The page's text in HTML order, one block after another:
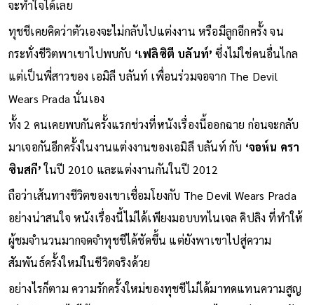
จะทำใจได้เลย
ทุชชีเคยคิดว่าตัวเองจะไม่กลับไปแต่งงาน หรือมีลูกอีกครั้ง จน
กระทั่งชีวิตพาเขาไปพบกับ‘เฟลิซิตี บลันท์’ซึ่งไม่ใช่คนอื่นไกล
แต่เป็นพี่สาวของ เอมิลี บลันท์ เพื่อนร่วมจอจาก The Devil
Wears Prada นั่นเอง
ทั้ง 2 คนเคยพบกันครั้งแรกช่วงที่หนังเรื่องนี้ออกฉาย ก่อนจะกลับ
มาเจอกันอีกครั้งในงานแต่งงานของเอมิลี บลันท์ กับ
ซินสกี’ในปี 2010 และแต่งงานกันในปี 2012
ถือว่าเส้นทางชีวิตของเขาเชื่อมโยงกับ The Devil Wears Prada
อย่างน่าสนใจ หนังเรื่องนี้ไม่ได้เพียงมอบบทไนเจล คิปลิง ที่ทำให้
ผู้ชมจำนวนมากจดจำทุชชีได้ชัดขึ้น แต่ยังพาเขาไปสู่ความ
สัมพันธ์ครั้งใหม่ในชีวิตจริงด้วย